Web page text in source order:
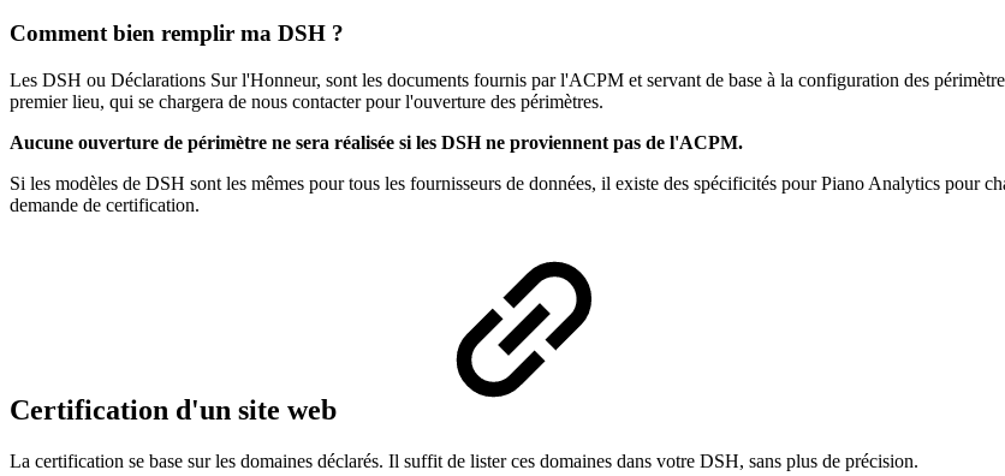
Comment bien remplir ma DSH ?
Les DSH ou Déclarations Sur l'Honneur, sont les documents fournis par l'ACPM et servant de base à la configuration des
premier lieu, qui se chargera de nous contacter pour l'ouverture des périmètres.
Aucune ouverture de périmètre ne sera réalisée si les DSH ne proviennent pas de l'ACPM.
Si les modèles de DSH sont les mêmes pour tous les fournisseurs de données, il existe des spécificités pour Piano Analytics pour
demande de certification.
Certification d'un site web
La certification se base sur les domaines déclarés. Il suffit de lister ces domaines dans votre DSH, sans plus de précision.